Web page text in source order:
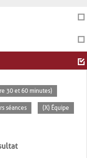
30 et 60 minutes)
séances (X) Équipe